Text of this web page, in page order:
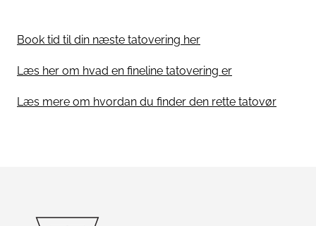
Book tid til din næste tatovering her
Læs her om hvad en fineline tatovering er
Læs mere om hvordan du finder den rette tatovør